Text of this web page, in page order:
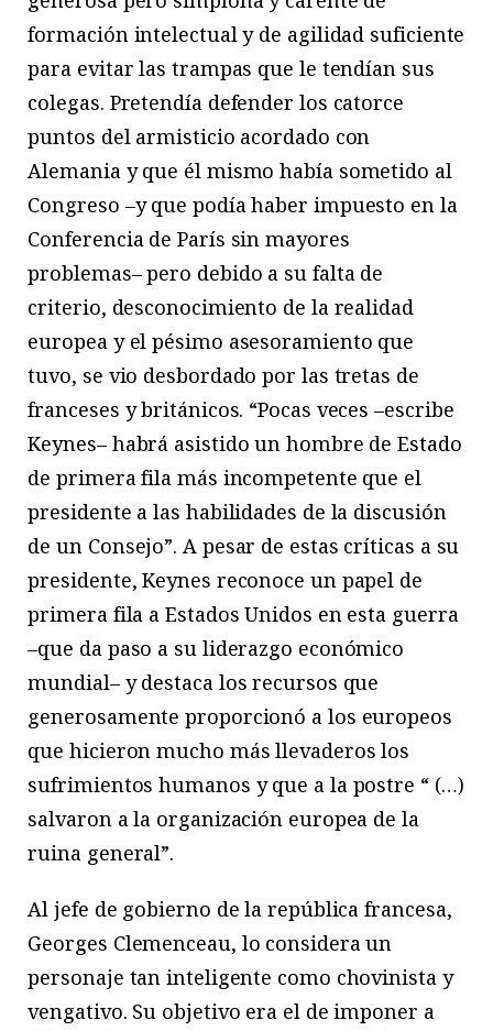
formación intelectual y de agilidad suficiente
para evitar las trampas que le tendían sus
colegas. Pretendía defender los catorce
puntos del armisticio acordado con
Alemania y que él mismo había sometido al
Congreso –y que podía haber impuesto en la
Conferencia de París sin mayores
problemas– pero debido a su falta de
criterio, desconocimiento de la realidad
europea y el pésimo asesoramiento que
tuvo, se vio desbordado por las tretas de
franceses y británicos. “Pocas veces –escribe
Keynes– habrá asistido un hombre de Estado
de primera fila más incompetente que el
presidente a las habilidades de la discusión
de un Consejo”. A pesar de estas críticas a su
presidente, Keynes reconoce un papel de
primera fila a Estados Unidos en esta guerra
–que da paso a su liderazgo económico
mundial– y destaca los recursos que
generosamente proporcionó a los europeos
que hicieron mucho más llevaderos los
sufrimientos humanos y que a la postre “ (…)
salvaron a la organización europea de la
ruina general”.
Al jefe de gobierno de la república francesa,
Georges Clemenceau, lo considera un
personaje tan inteligente como chovinista y
vengativo. Su objetivo era el de imponer a